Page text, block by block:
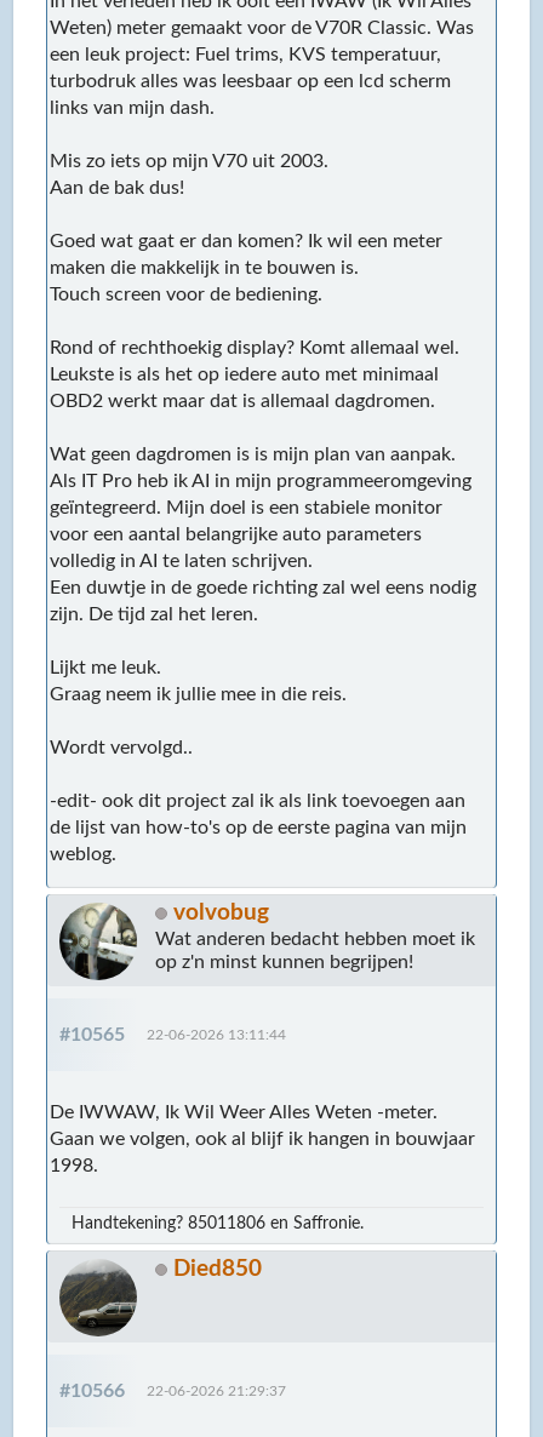
Weten) meter gemaakt voor de V70R Classic. Was
een leuk project: Fuel trims, KVS temperatuur,
turbodruk alles was leesbaar op een lcd scherm
links van mijn dash.
Mis zo iets op mijn V70 uit 2003.
Aan de bak dus!
Goed wat gaat er dan komen? Ik wil een meter
maken die makkelijk in te bouwen is.
Touch screen voor de bediening.
Rond of rechthoekig display? Komt allemaal wel.
Leukste is als het op iedere auto met minimaal
OBD2 werkt maar dat is allemaal dagdromen.
Wat geen dagdromen is is mijn plan van aanpak.
Als IT Pro heb ik AI in mijn programmeeromgeving
geïntegreerd. Mijn doel is een stabiele monitor
voor een aantal belangrijke auto parameters
volledig in AI te laten schrijven.
Een duwtje in de goede richting zal wel eens nodig
zijn. De tijd zal het leren.
Lijkt me leuk.
Graag neem ik jullie mee in die reis.
Wordt vervolgd..
-edit- ook dit project zal ik als link toevoegen aan
de lijst van how-to's op de eerste pagina van mijn
weblog.
volvobug
Wat anderen bedacht hebben moet ik
op z'n minst kunnen begrijpen!
#10565 22-06-2026 13:11:44
De IWWAW, Ik Wil Weer Alles Weten -meter.
Gaan we volgen, ook al blijf ik hangen in bouwjaar
1998.
Handtekening? 85011806 en Saffronie.
Died850
#10566 22-06-2026 21:29:37